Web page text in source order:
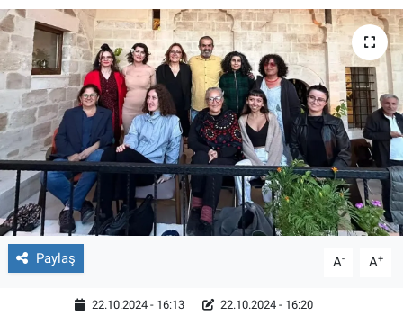
Paylaş A- A+
22.10.2024 - 16:13 22.10.2024 - 16:20